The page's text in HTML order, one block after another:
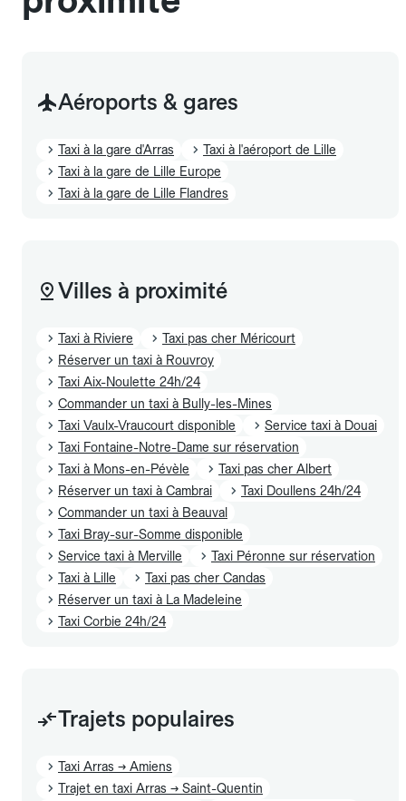
Aéroports & gares
Taxi à la gare d'Arras
Taxi à l'aéroport de Lille
Taxi à la gare de Lille Europe
Taxi à la gare de Lille Flandres
Villes à proximité
Taxi à Riviere
Taxi pas cher Méricourt
Réserver un taxi à Rouvroy
Taxi Aix-Noulette 24h/24
Commander un taxi à Bully-les-Mines
Taxi Vaulx-Vraucourt disponible
Service taxi à Douai
Taxi Fontaine-Notre-Dame sur réservation
Taxi à Mons-en-Pévèle
Taxi pas cher Albert
Réserver un taxi à Cambrai
Taxi Doullens 24h/24
Commander un taxi à Beauval
Taxi Bray-sur-Somme disponible
Service taxi à Merville
Taxi Péronne sur réservation
Taxi à Lille
Taxi pas cher Candas
Réserver un taxi à La Madeleine
Taxi Corbie 24h/24
Trajets populaires
Taxi Arras → Amiens
Trajet en taxi Arras → Saint-Quentin